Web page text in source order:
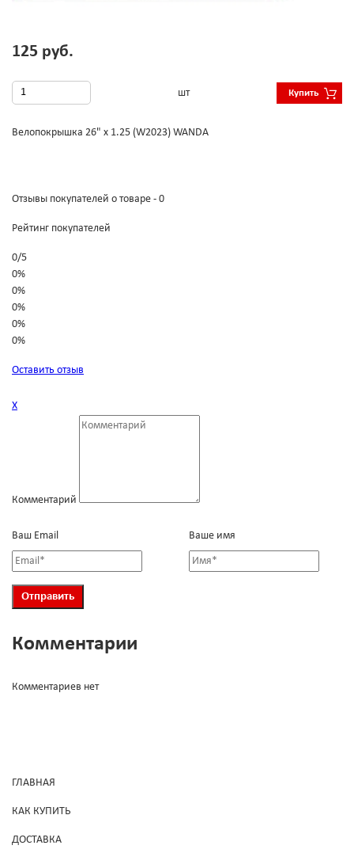
125 руб.
шт Купить
Велопокрышка 26" х 1.25 (W2023) WANDA
Отзывы покупателей о товаре - 0
Рейтинг покупателей
0/5
0%
0%
0%
0%
0%
Оставить отзыв
Х
Комментарий
Ваш Email Ваше имя
Комментарии
Комментариев нет
ГЛАВНАЯ
КАК КУПИТЬ
ДОСТАВКА